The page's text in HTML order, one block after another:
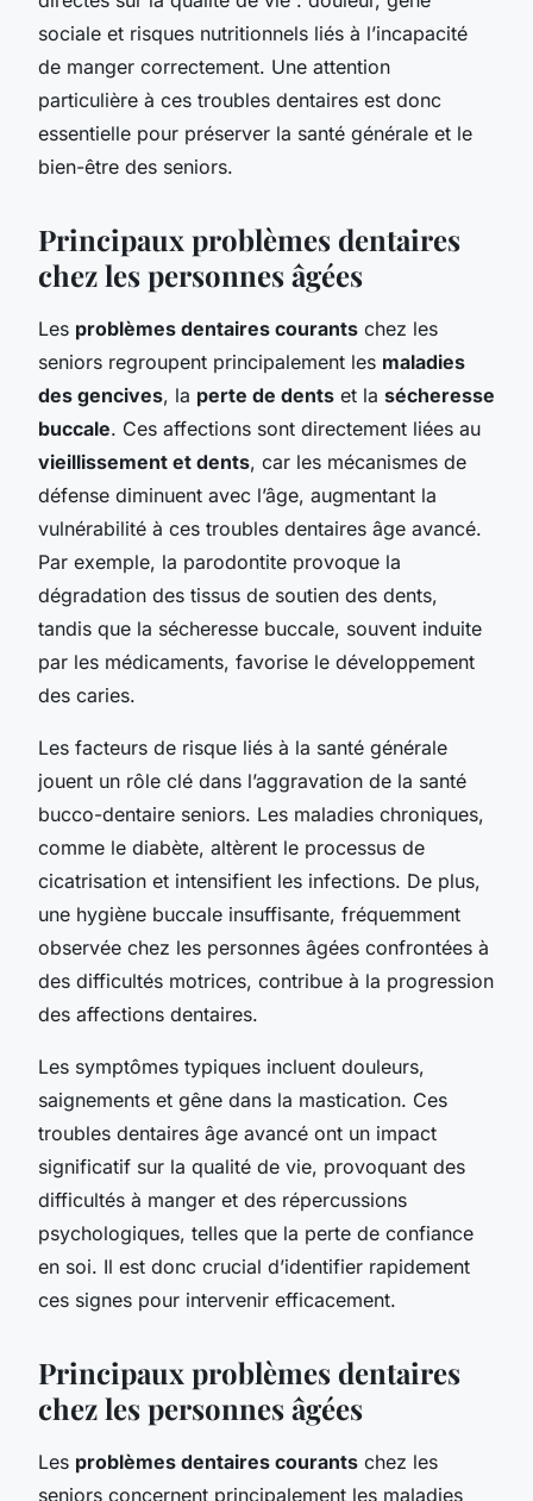
sociale et risques nutritionnels liés à l’incapacité
de manger correctement. Une attention
particulière à ces troubles dentaires est donc
essentielle pour préserver la santé générale et le
bien-être des seniors.
Principaux problèmes dentaires
chez les personnes âgées
Les problèmes dentaires courants chez les
seniors regroupent principalement les maladies
des gencives, la perte de dents et la sécheresse
buccale. Ces affections sont directement liées au
vieillissement et dents, car les mécanismes de
défense diminuent avec l’âge, augmentant la
vulnérabilité à ces troubles dentaires âge avancé.
Par exemple, la parodontite provoque la
dégradation des tissus de soutien des dents,
tandis que la sécheresse buccale, souvent induite
par les médicaments, favorise le développement
des caries.
Les facteurs de risque liés à la santé générale
jouent un rôle clé dans l’aggravation de la santé
bucco-dentaire seniors. Les maladies chroniques,
comme le diabète, altèrent le processus de
cicatrisation et intensifient les infections. De plus,
une hygiène buccale insuffisante, fréquemment
observée chez les personnes âgées confrontées à
des difficultés motrices, contribue à la progression
des affections dentaires.
Les symptômes typiques incluent douleurs,
saignements et gêne dans la mastication. Ces
troubles dentaires âge avancé ont un impact
significatif sur la qualité de vie, provoquant des
difficultés à manger et des répercussions
psychologiques, telles que la perte de confiance
en soi. Il est donc crucial d’identifier rapidement
ces signes pour intervenir efficacement.
Principaux problèmes dentaires
chez les personnes âgées
Les problèmes dentaires courants chez les
seniors concernent principalement les maladies